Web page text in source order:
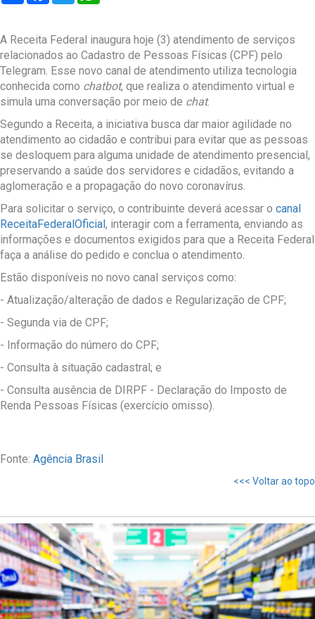
A Receita Federal inaugura hoje (3) atendimento de serviços
relacionados ao Cadastro de Pessoas Físicas (CPF) pelo
Telegram. Esse novo canal de atendimento utiliza tecnologia
conhecida como chatbot, que realiza o atendimento virtual e
simula uma conversação por meio de chat.
Segundo a Receita, a iniciativa busca dar maior agilidade no
atendimento ao cidadão e contribui para evitar que as pessoas
se desloquem para alguma unidade de atendimento presencial,
preservando a saúde dos servidores e cidadãos, evitando a
aglomeração e a propagação do novo coronavírus.
Para solicitar o serviço, o contribuinte deverá acessar o canal
ReceitaFederalOficial , interagir com a ferramenta, enviando as
informações e documentos exigidos para que a Receita Federal
faça a análise do pedido e conclua o atendimento.
Estão disponíveis no novo canal serviços como:
- Atualização/alteração de dados e Regularização de CPF;
- Segunda via de CPF;
- Informação do número do CPF;
- Consulta à situação cadastral; e
- Consulta ausência de DIRPF - Declaração do Imposto de
Renda Pessoas Físicas (exercício omisso).
Fonte: Agência Brasil
<<< Voltar ao topo